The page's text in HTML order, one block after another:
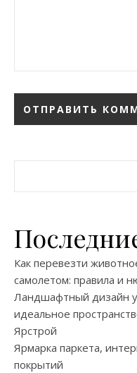
Как перевезти
самолетом: правила и
Ландшафтный дизайн
идеальное
Ярстрой
Ярмарка паркета,
покрытий